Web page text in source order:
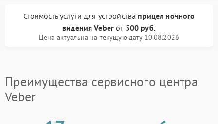
Стоимость услугидля устройства прицел ночного
видения Veber от 500 руб.
Цена актуальна на текущую дату 10.08.2026
Преимущества сервисного центра
Veber